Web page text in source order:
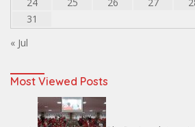
24
25 26 27
31
« Jul
Most Viewed Posts